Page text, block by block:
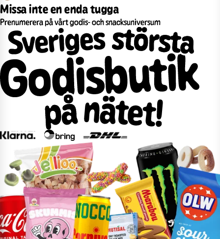
Missa inte en enda tugga
Prenumerera på vårt godis- och snacksuniversum